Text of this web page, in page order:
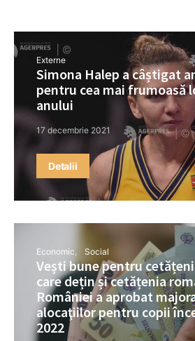
Externe
Simona Halep a câștigat
pentru cea mai frumoasă
anului
17 decembrie 2021
Detalii
Economic Social
Vești bune pentru
care dețin și cetățenia
României a aprobat
alocaţiilor pentru copii
2022